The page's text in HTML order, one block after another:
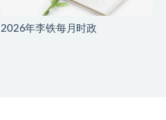
2026年李铁每月时政